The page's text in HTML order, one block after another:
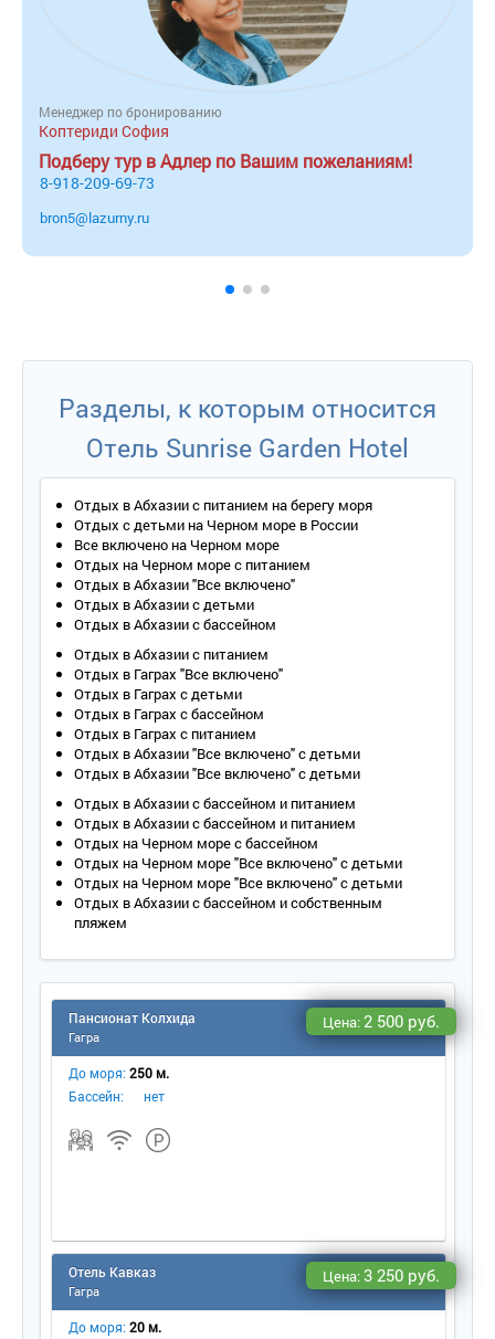
Менеджер по бронированию
Коптериди София
Подберу тур в Адлер по Вашим пожеланиям!
8-918-209-69-73
bron5@lazurny.ru
Разделы, к которым относится
Отель Sunrise Garden Hotel
Отдых в Абхазии с питанием на берегу моря
Отдых с детьми на Черном море в России
Все включено на Черном море
Отдых на Черном море с питанием
Отдых в Абхазии "Все включено"
Отдых в Абхазии с детьми
Отдых в Абхазии с бассейном
Отдых в Абхазии с питанием
Отдых в Гаграх "Все включено"
Отдых в Гаграх с детьми
Отдых в Гаграх с бассейном
Отдых в Гаграх с питанием
Отдых в Абхазии "Все включено" с детьми
Отдых в Абхазии "Все включено" с детьми
Отдых в Абхазии с бассейном и питанием
Отдых в Абхазии с бассейном и питанием
Отдых на Черном море с бассейном
Отдых на Черном море "Все включено" с детьми
Отдых на Черном море "Все включено" с детьми
Отдых в Абхазии с бассейном и собственным
пляжем
Пансионат Колхида
Гагра
Цена:2 500 руб.
До моря: 250 м.
Бассейн:
нет
Отель Кавказ
Гагра
Цена:3 250 руб.
До моря: 20 м.